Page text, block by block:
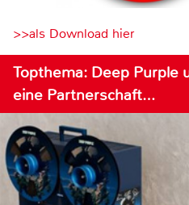
>>als Download hier
Topthema: Deep Purple
eine Partnerschaft…